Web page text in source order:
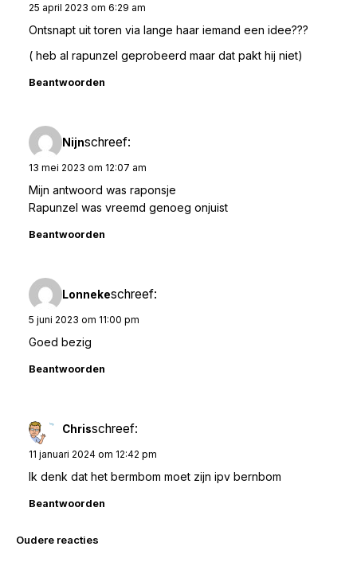
25 april 2023 om 6:29 am
Ontsnapt uit toren via lange haar iemand een idee???
( heb al rapunzel geprobeerd maar dat pakt hij niet)
Beantwoorden
Nijnschreef:
13 mei 2023 om 12:07 am
Mijn antwoord was raponsje
Rapunzel was vreemd genoeg onjuist
Beantwoorden
Lonnekeschreef:
5 juni 2023 om 11:00 pm
Goed bezig
Beantwoorden
Chrisschreef:
11 januari 2024 om 12:42 pm
Ik denk dat het bermbom moet zijn ipv bernbom
Beantwoorden
Reacties
Oudere reacties